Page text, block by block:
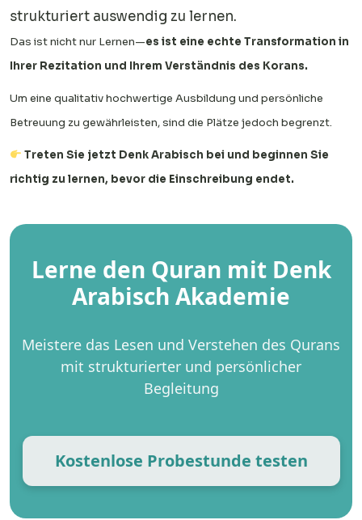
strukturiert auswendig zu lernen.
Das ist nicht nur Lernen—es ist eine echte Transformation in
Ihrer Rezitation und Ihrem Verständnis des Korans.
Um eine qualitativ hochwertige Ausbildung und persönliche
Betreuung zu gewährleisten, sind die Plätze jedoch begrenzt.
Treten Sie jetzt Denk Arabisch bei und beginnen Sie
richtig zu lernen, bevor die Einschreibung endet.
Lerne den Quran mit Denk
Arabisch Akademie
Meistere das Lesen und Verstehen des Qurans
mit strukturierter und persönlicher
Begleitung
Kostenlose Probestunde testen